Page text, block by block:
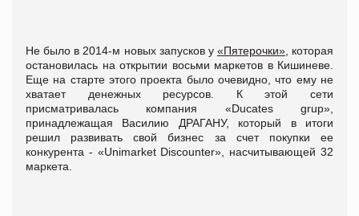
Не было в 2014-м новых запусков у «Пятерочки», которая
остановилась на открытии восьми маркетов в Кишиневе.
Еще на старте этого проекта было очевидно, что ему не
хватает денежных ресурсов. К этой сети
присматривалась компания «Ducates grup»,
принадлежащая Василию ДРАГАНУ, который в итоги
решил развивать свой бизнес за счет покупки ее
конкурента - «Unimarket Discounter», насчитывающей 32
маркета.